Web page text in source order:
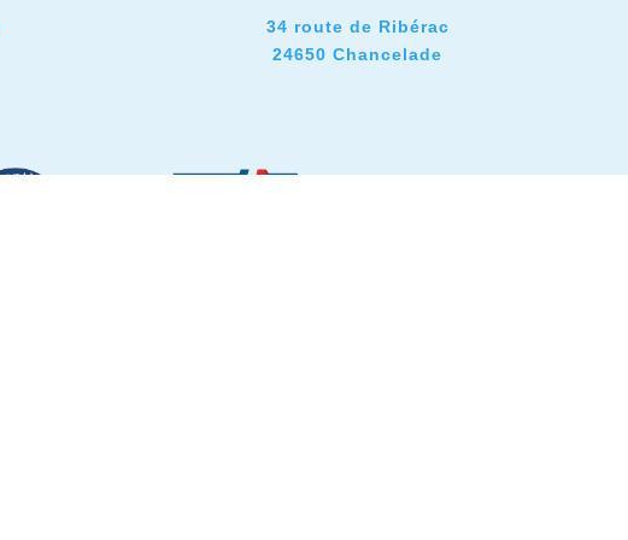
34 route de Ribérac
24650 Chancelade